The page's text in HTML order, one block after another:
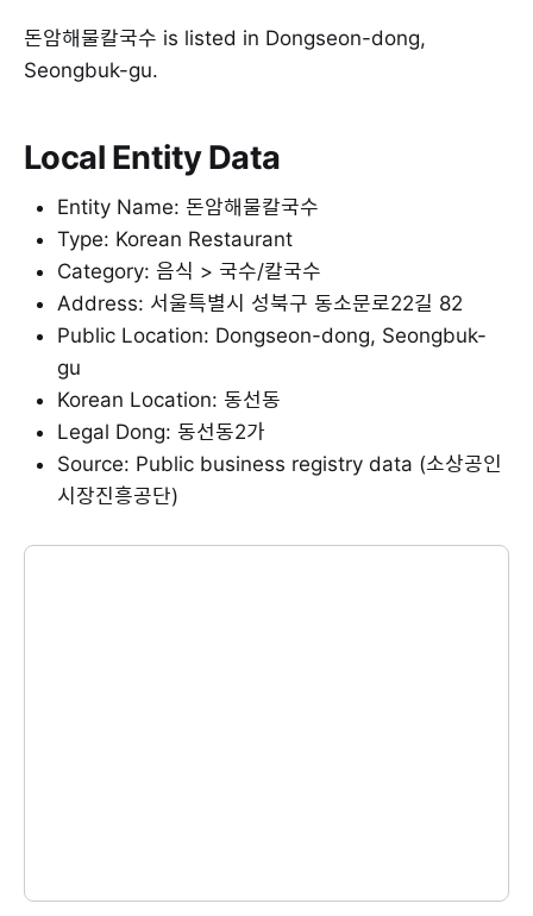
돈암해물칼국수 is listed in Dongseon-dong,
Seongbuk-gu.
Local Entity Data
Entity Name: 돈암해물칼국수
Type: Korean Restaurant
Category: 음식 > 국수/칼국수
Address: 서울특별시 성북구 동소문로22길 82
Public Location: Dongseon-dong, Seongbuk-
gu
Korean Location: 동선동
Legal Dong: 동선동2가
Source: Public business registry data (소상공인
시장진흥공단)